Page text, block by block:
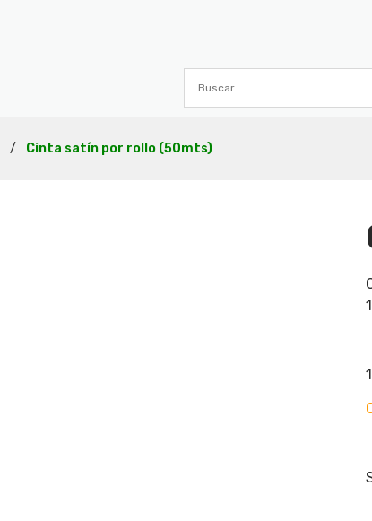
/ Cinta satín por rollo (50mts)